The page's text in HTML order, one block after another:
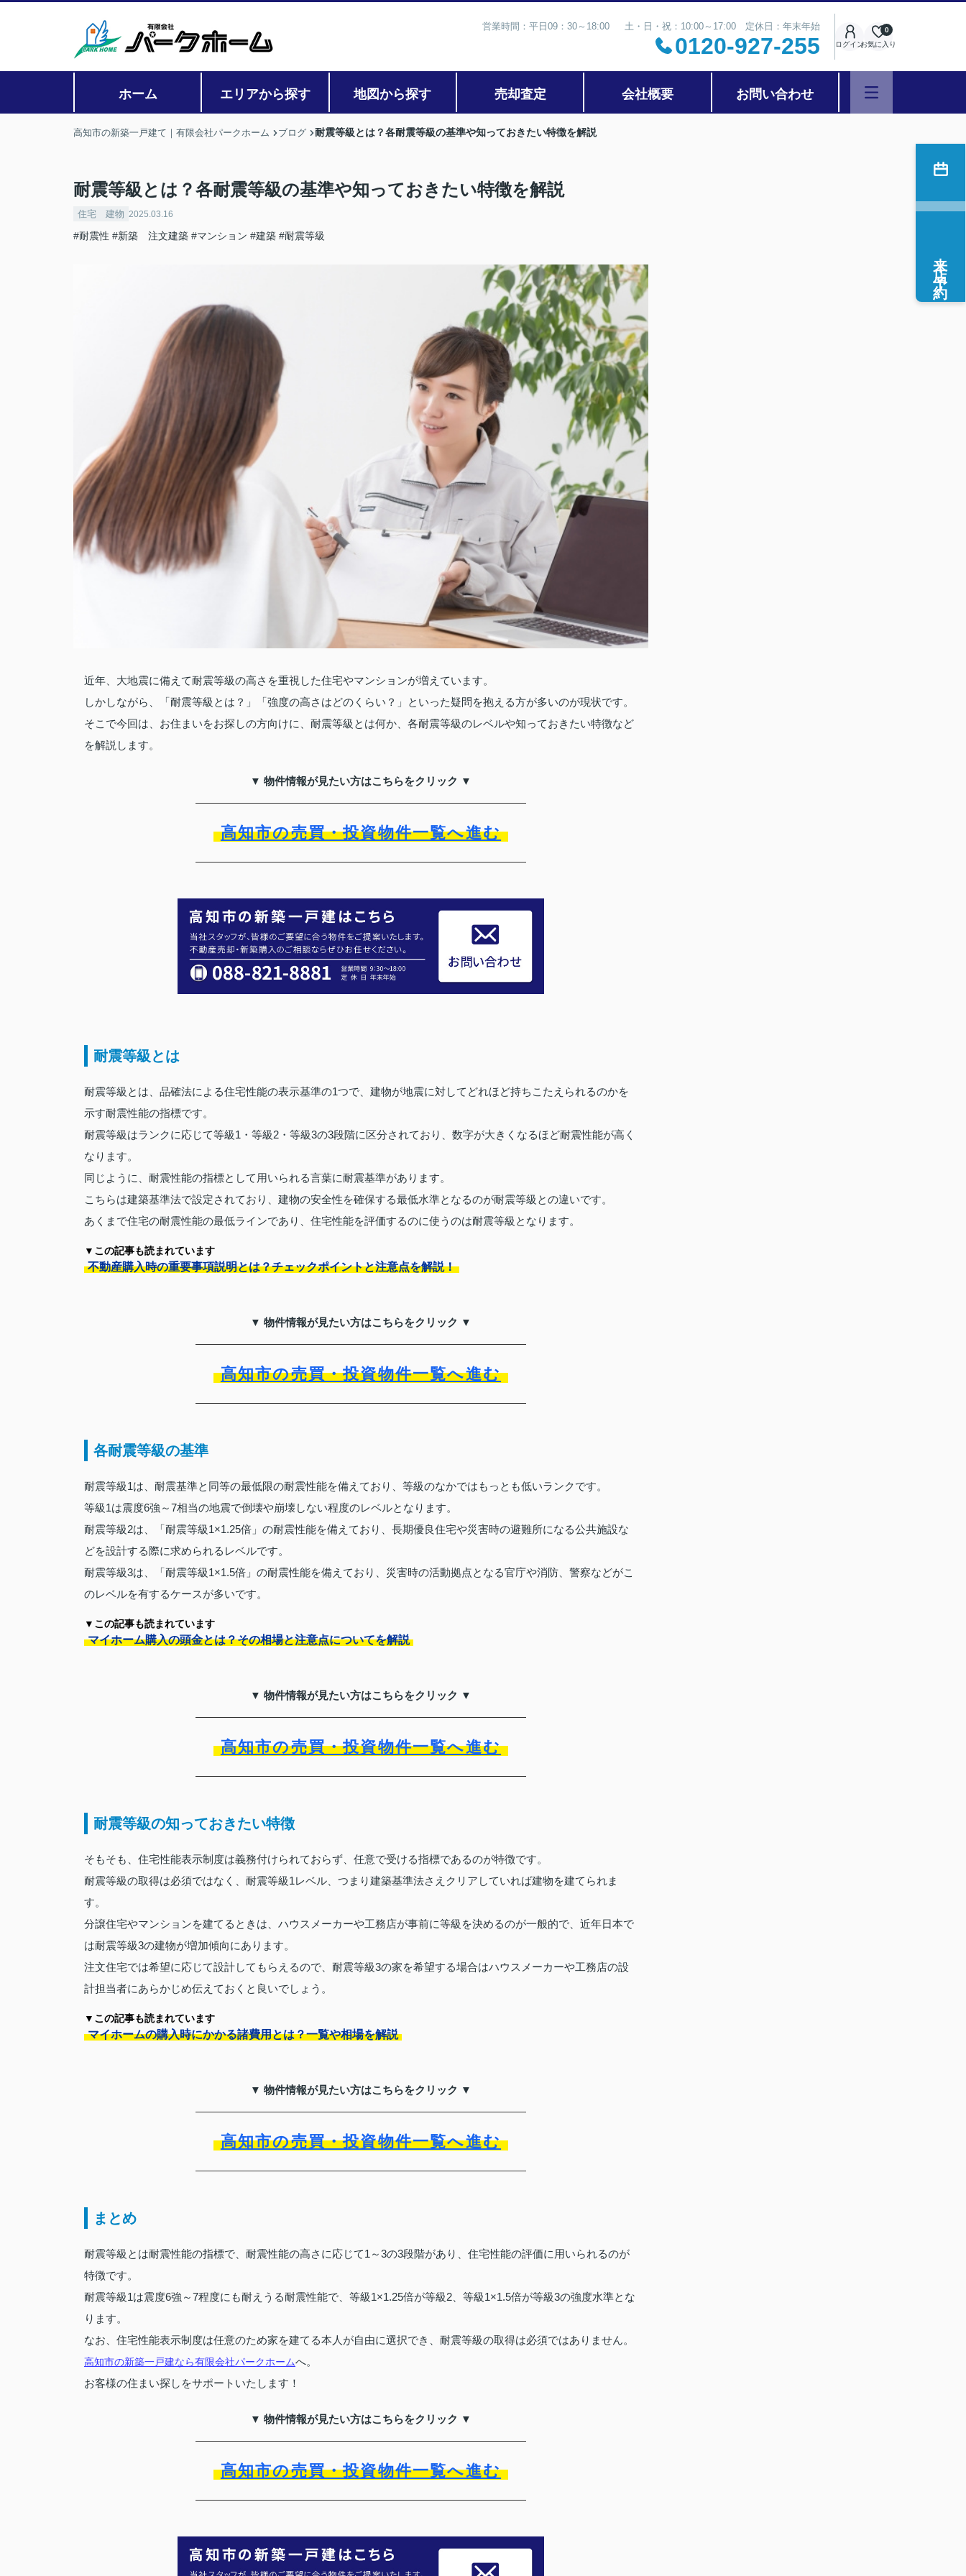
営業時間：平日09：30～18:00 土・日・祝：10:00～17:00 定休日：年末年始
0120-927-255 ログインお気に入り
0
ホーム エリアから探す 地図から探す 売却査定 会社概要 お問い合わせ
高知市の新築一戸建て｜有限会社パークホーム ブログ 耐震等級とは？各耐震等級の基準や知っておきたい特徴を解説
耐震等級とは？各耐震等級の基準や知っておきたい特徴を解説
住宅 建物 2025.03.16
#耐震性 #新築 注文建築 #マンション #建築 #耐震等級
近年、大地震に備えて耐震等級の高さを重視した住宅やマンションが増えています。
しかしながら、「耐震等級とは？」「強度の高さはどのくらい？」といった疑問を抱える方が多いのが現状です。
そこで今回は、お住まいをお探しの方向けに、耐震等級とは何か、各耐震等級のレベルや知っておきたい特徴など
を解説します。
▼ 物件情報が見たい方はこちらをクリック ▼
高知市の売買・投資物件一覧へ進む
耐震等級とは
耐震等級とは、品確法による住宅性能の表示基準の1つで、建物が地震に対してどれほど持ちこたえられるのかを
示す耐震性能の指標です。
耐震等級はランクに応じて等級1・等級2・等級3の3段階に区分されており、数字が大きくなるほど耐震性能が高く
なります。
同じように、耐震性能の指標として用いられる言葉に耐震基準があります。
こちらは建築基準法で設定されており、建物の安全性を確保する最低水準となるのが耐震等級との違いです。
あくまで住宅の耐震性能の最低ラインであり、住宅性能を評価するのに使うのは耐震等級となります。
▼この記事も読まれています
不動産購入時の重要事項説明とは？チェックポイントと注意点を解説！
▼ 物件情報が見たい方はこちらをクリック ▼
高知市の売買・投資物件一覧へ進む
各耐震等級の基準
耐震等級1は、耐震基準と同等の最低限の耐震性能を備えており、等級のなかではもっとも低いランクです。
等級1は震度6強～7相当の地震で倒壊や崩壊しない程度のレベルとなります。
耐震等級2は、「耐震等級1×1.25倍」の耐震性能を備えており、長期優良住宅や災害時の避難所になる公共施設な
どを設計する際に求められるレベルです。
耐震等級3は、「耐震等級1×1.5倍」の耐震性能を備えており、災害時の活動拠点となる官庁や消防、警察などがこ
のレベルを有するケースが多いです。
▼この記事も読まれています
マイホーム購入の頭金とは？その相場と注意点についてを解説
▼ 物件情報が見たい方はこちらをクリック ▼
高知市の売買・投資物件一覧へ進む
耐震等級の知っておきたい特徴
そもそも、住宅性能表示制度は義務付けられておらず、任意で受ける指標であるのが特徴です。
耐震等級の取得は必須ではなく、耐震等級1レベル、つまり建築基準法さえクリアしていれば建物を建てられま
す。
分譲住宅やマンションを建てるときは、ハウスメーカーや工務店が事前に等級を決めるのが一般的で、近年日本で
は耐震等級3の建物が増加傾向にあります。
注文住宅では希望に応じて設計してもらえるので、耐震等級3の家を希望する場合はハウスメーカーや工務店の設
計担当者にあらかじめ伝えておくと良いでしょう。
▼この記事も読まれています
マイホームの購入時にかかる諸費用とは？一覧や相場を解説
▼ 物件情報が見たい方はこちらをクリック ▼
高知市の売買・投資物件一覧へ進む
まとめ
耐震等級とは耐震性能の指標で、耐震性能の高さに応じて1～3の3段階があり、住宅性能の評価に用いられるのが
特徴です。
耐震等級1は震度6強～7程度にも耐えうる耐震性能で、等級1×1.25倍が等級2、等級1×1.5倍が等級3の強度水準とな
ります。
なお、住宅性能表示制度は任意のため家を建てる本人が自由に選択でき、耐震等級の取得は必須ではありません。
高知市の新築一戸建なら有限会社パークホームへ。
お客様の住まい探しをサポートいたします！
▼ 物件情報が見たい方はこちらをクリック ▼
高知市の売買・投資物件一覧へ進む
来店予約